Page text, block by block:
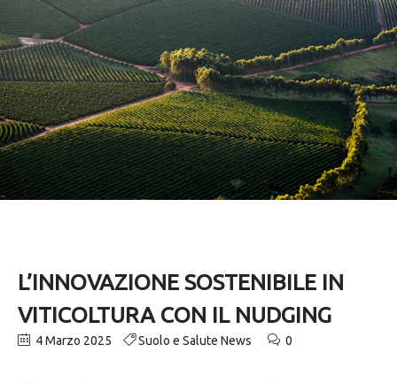
L’INNOVAZIONE SOSTENIBILE IN
VITICOLTURA CON IL NUDGING
4 Marzo 2025 Suolo e Salute News 0